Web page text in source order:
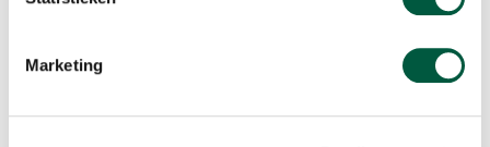
Marketing
Suivez-nous sur Twitter, Facebook, Instagram ou LinkedIn.